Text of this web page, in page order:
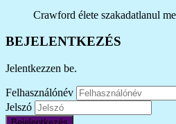
Crawford élete szakadatlanul
BEJELENTKEZÉS
Jelentkezzen be.
Felhasználónév
Jelszó